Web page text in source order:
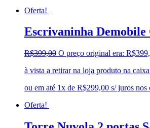
Oferta!
Escrivaninha
R$399,00 O preço original era:
à vista a retirar na loja produto na
ou em até 1x de R$299,00 s/ juros nos
Oferta!